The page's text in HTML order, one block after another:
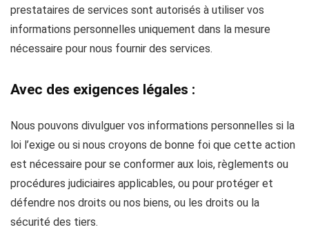
prestataires de services sont autorisés à utiliser vos
informations personnelles uniquement dans la mesure
nécessaire pour nous fournir des services.
Avec des exigences légales :
Nous pouvons divulguer vos informations personnelles si la
loi l’exige ou si nous croyons de bonne foi que cette action
est nécessaire pour se conformer aux lois, règlements ou
procédures judiciaires applicables, ou pour protéger et
défendre nos droits ou nos biens, ou les droits ou la
sécurité des tiers.